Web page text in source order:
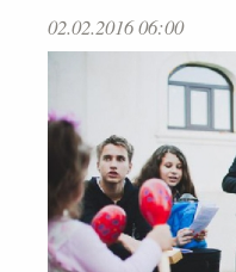
02.02.2016 06:00